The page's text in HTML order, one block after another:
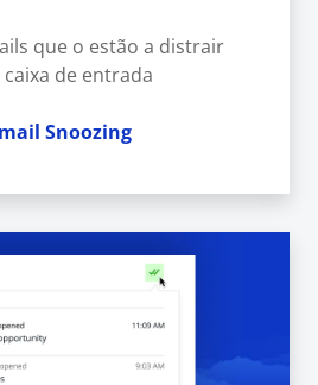
que o estão a distrair
de entrada
Snoozing